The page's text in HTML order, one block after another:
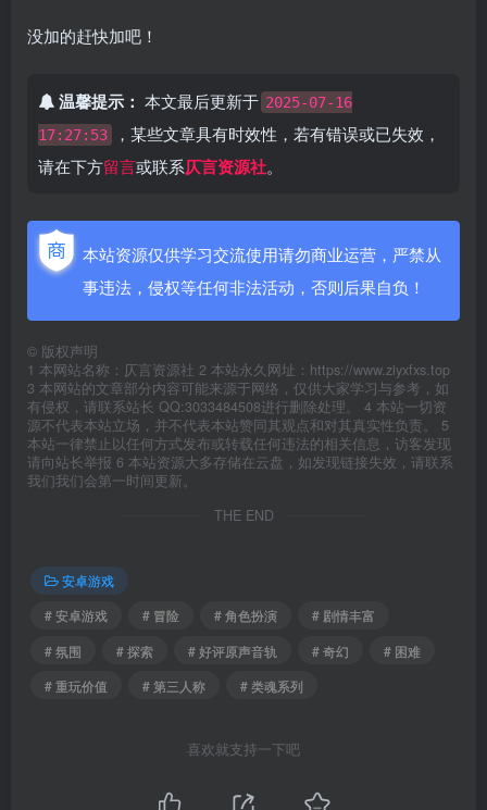
没加的赶快加吧！
温馨提示： 本文最后更新于 2025-07-16
17:27:53
，某些文章具有时效性，若有错误或已失效，
请在下方留言或联系仄言资源社。
本站资源仅供学习交流使用请勿商业运营，严禁从
事违法，侵权等任何非法活动，否则后果自负！
© 版权声明
1 本网站名称：仄言资源社 2 本站永久网址：https://www.ziyxfxs.top
3 本网站的文章部分内容可能来源于网络，仅供大家学习与参考，如
有侵权，请联系站长 QQ:3033484508进行删除处理。 4 本站一切资
源不代表本站立场，并不代表本站赞同其观点和对其真实性负责。 5
本站一律禁止以任何方式发布或转载任何违法的相关信息，访客发现
请向站长举报 6 本站资源大多存储在云盘，如发现链接失效，请联系
我们我们会第一时间更新。
THE END
安卓游戏
# 安卓游戏
# 冒险 # 角色扮演
# 剧情丰富
# 氛围
# 探索 # 好评原声音轨 # 奇幻
# 困难
# 重玩价值
# 第三人称 # 类魂系列
喜欢就支持一下吧